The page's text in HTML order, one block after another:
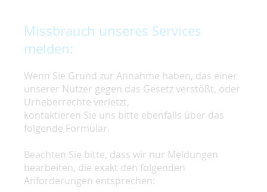
Missbrauch unseres Services
melden:
Wenn Sie Grund zur Annahme haben, das einer
unserer Nutzer gegen das Gesetz verstößt, oder
Urheberrechte verletzt,
kontaktieren Sie uns bitte ebenfalls über das
folgende Formular.
Beachten Sie bitte, dass wir nur Meldungen
bearbeiten, die exakt den folgenden
Anforderungen entsprechen: